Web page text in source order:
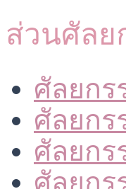
ส่วนศัลย
ศัลยกร
ศัลยกร
ศัลยกร
ศัลยกร